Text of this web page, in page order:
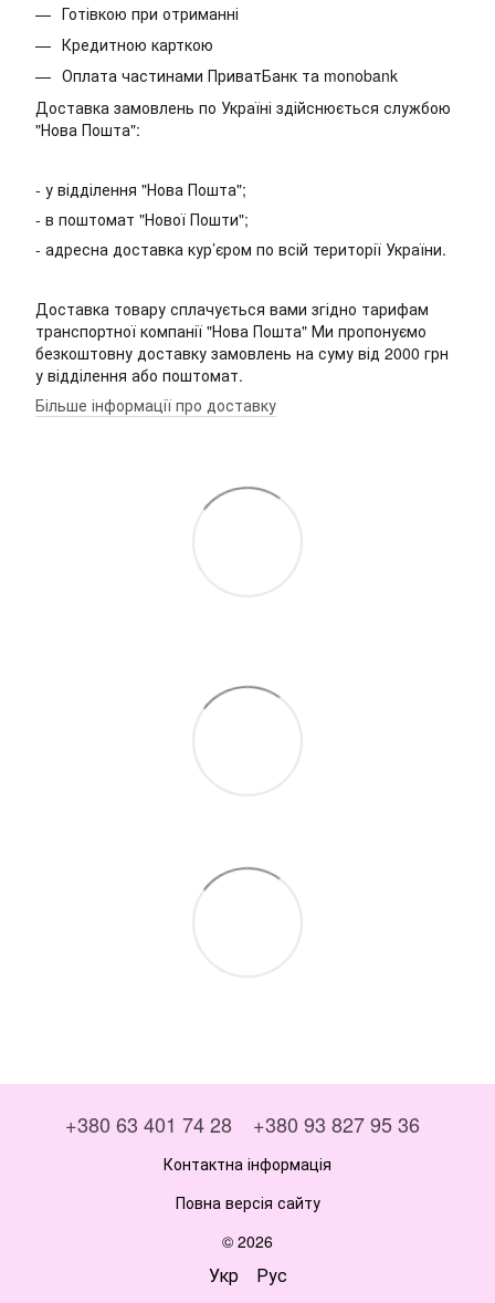
Готівкою при отриманні
Кредитною карткою
Оплата частинами ПриватБанк та monobank
Доставка замовлень по Україні здійснюється службою
"Нова Пошта":
- у відділення "Нова Пошта";
- в поштомат "Нової Пошти";
- адресна доставка кур’єром по всій території України.
Доставка товару сплачується вами згідно тарифам
транспортної компанії "Нова Пошта" Ми пропонуємо
безкоштовну доставку замовлень на суму від 2000 грн
у відділення або поштомат.
Більше інформації про доставку
+380 63 401 74 28 +380 93 827 95 36
Контактна інформація
Повна версія сайту
© 2026
Укр Рус